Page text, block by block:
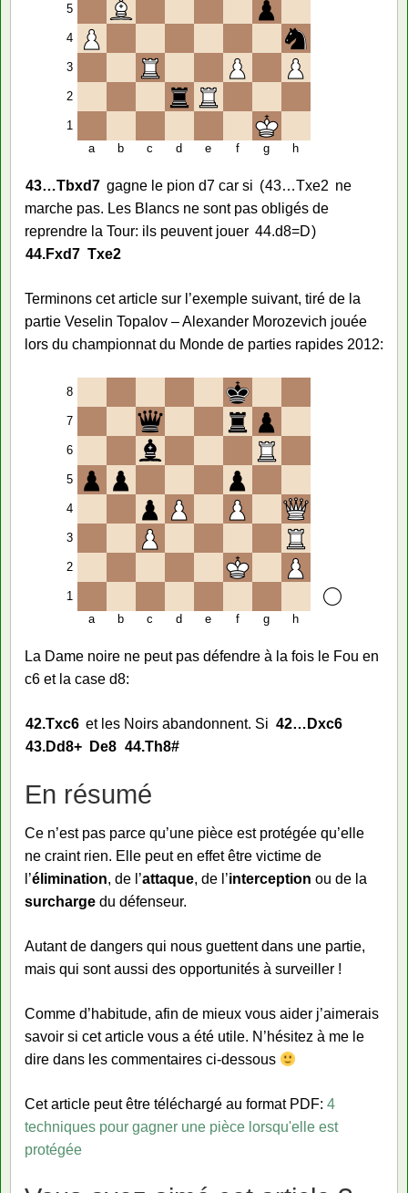
5
4
3
2
1
a
b c d e f g h
43…Tbxd7 gagne le pion d7 car si 43…Txe2 ne
marche pas. Les Blancs ne sont pas obligés de
reprendre la Tour: ils peuvent jouer 44.d8=D
44.Fxd7 Txe2
Terminons cet article sur l’exemple suivant, tiré de la
partie Veselin Topalov – Alexander Morozevich jouée
lors du championnat du Monde de parties rapides 2012:
8
7
6
5
4
3
2
1
a
b c d e f g h
La Dame noire ne peut pas défendre à la fois le Fou en
c6 et la case d8:
42.Txc6 et les Noirs abandonnent. Si 42… Dxc6
43.Dd8+ De8 44.Th8#
En résumé
Ce n’est pas parce qu’une pièce est protégée qu’elle
ne craint rien. Elle peut en effet être victime de
l’élimination, de l’attaque, de l’interception ou de la
surcharge du défenseur.
Autant de dangers qui nous guettent dans une partie,
mais qui sont aussi des opportunités à surveiller !
Comme d’habitude, afin de mieux vous aider j’aimerais
savoir si cet article vous a été utile. N’hésitez à me le
dire dans les commentaires ci-dessous
Cet article peut être téléchargé au format PDF: 4
techniques pour gagner une pièce lorsqu'elle est
protégée